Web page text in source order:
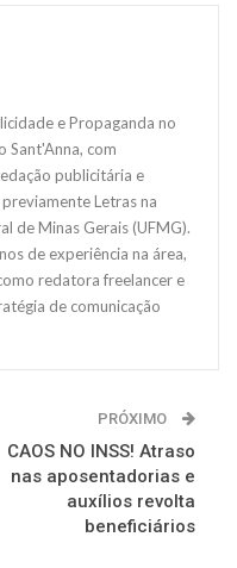
e Propaganda no
Sant'Anna, com
publicitária e
Letras na
de Minas Gerais (UFMG).
de experiência na área,
redatora freelancer e
de comunicação
PRÓXIMO
CAOS NO INSS! Atraso
nas aposentadorias e
auxílios revolta
beneficiários